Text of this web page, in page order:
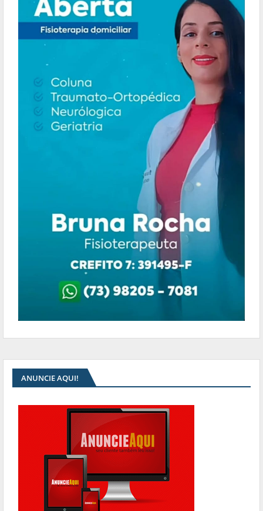
ANUNCIE AQUI!